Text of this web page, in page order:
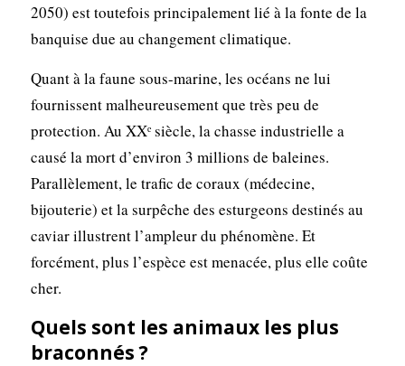
2050) est toutefois principalement lié à la fonte de la
banquise due au changement climatique.
Quant à la faune sous-marine, les océans ne lui
fournissent malheureusement que très peu de
protection. Au XXᵉ siècle, la chasse industrielle a
causé la mort d’environ 3 millions de baleines.
Parallèlement, le trafic de coraux (médecine,
bijouterie) et la surpêche des esturgeons destinés au
caviar illustrent l’ampleur du phénomène. Et
forcément, plus l’espèce est menacée, plus elle coûte
cher.
Quels sont les animaux les plus
braconnés ?